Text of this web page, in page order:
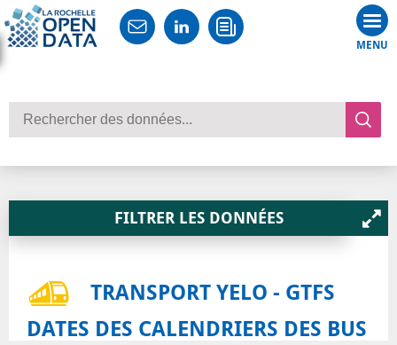
Rechercher des données
RETOUR AUX RESULTATS DE RECHERCHE
TRANSPORT YELO - GTFS
DATES DES CALENDRIERS DES BUS